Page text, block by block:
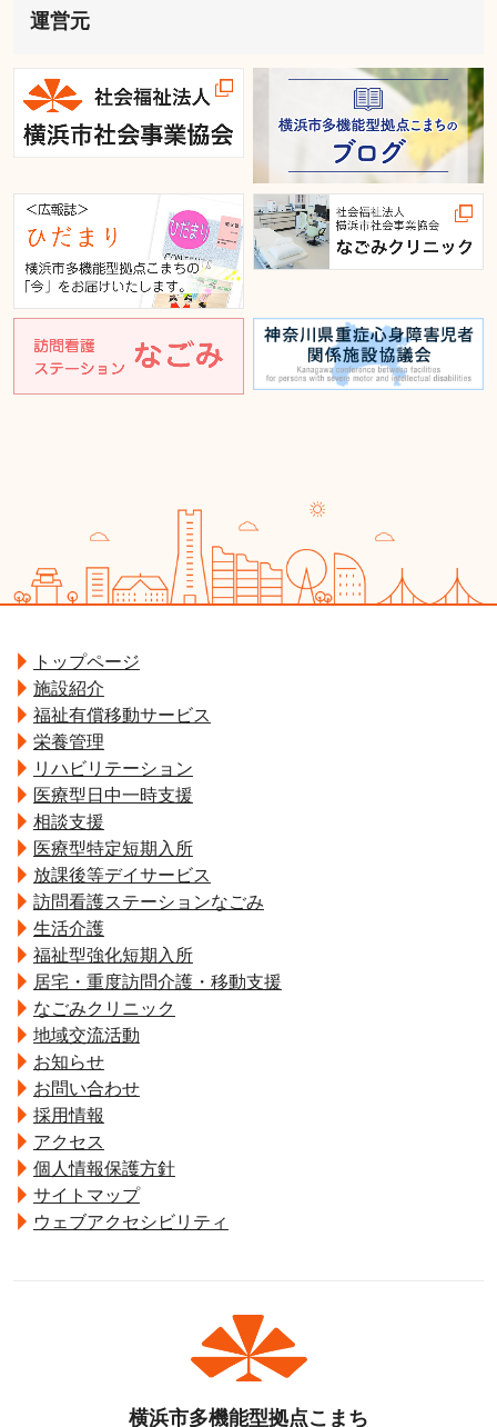
運営元
トップページ
施設紹介
福祉有償移動サービス
栄養管理
リハビリテーション
医療型日中一時支援
相談支援
医療型特定短期入所
放課後等デイサービス
訪問看護ステーションなごみ
生活介護
福祉型強化短期入所
居宅・重度訪問介護・移動支援
なごみクリニック
地域交流活動
お知らせ
お問い合わせ
採用情報
アクセス
個人情報保護方針
サイトマップ
ウェブアクセシビリティ
横浜市多機能型拠点こまち